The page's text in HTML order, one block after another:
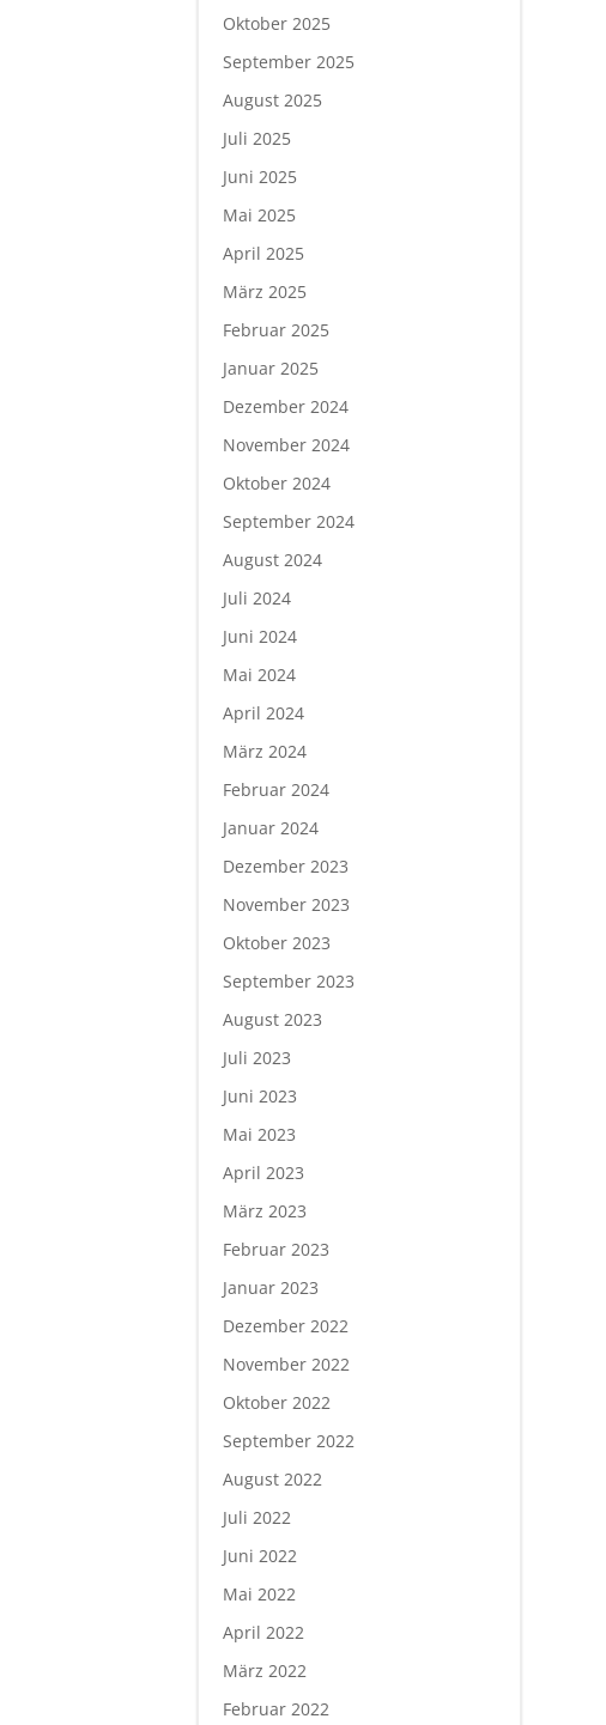
Oktober 2025
September 2025
August 2025
Juli 2025
Juni 2025
Mai 2025
April 2025
März 2025
Februar 2025
Januar 2025
Dezember 2024
November 2024
Oktober 2024
September 2024
August 2024
Juli 2024
Juni 2024
Mai 2024
April 2024
März 2024
Februar 2024
Januar 2024
Dezember 2023
November 2023
Oktober 2023
September 2023
August 2023
Juli 2023
Juni 2023
Mai 2023
April 2023
März 2023
Februar 2023
Januar 2023
Dezember 2022
November 2022
Oktober 2022
September 2022
August 2022
Juli 2022
Juni 2022
Mai 2022
April 2022
März 2022
Februar 2022